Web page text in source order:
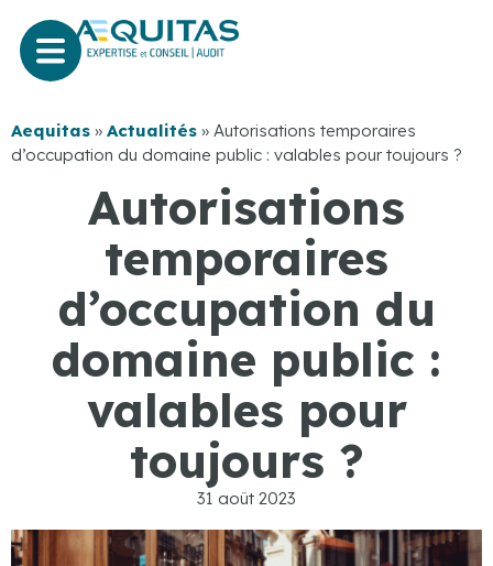
Aequitas » Actualités » Autorisations temporaires
d’occupation du domaine public : valables pour toujours ?
Autorisations
temporaires
d’occupation du
domaine public :
valables pour
toujours ?
31 août 2023